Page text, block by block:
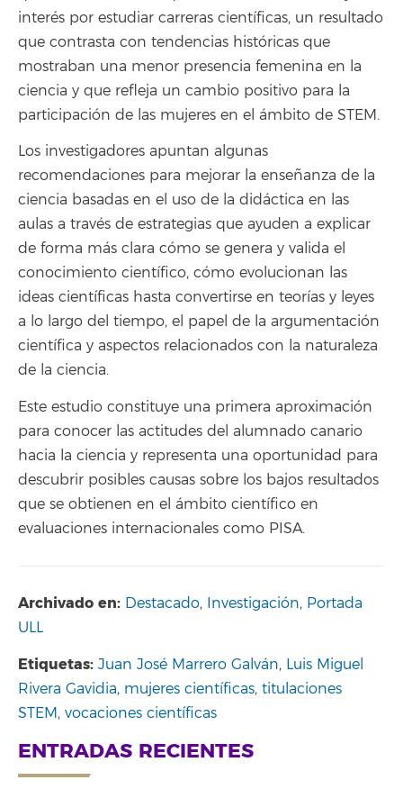
interés por estudiar carreras científicas, un resultado
que contrasta con tendencias históricas que
mostraban una menor presencia femenina en la
ciencia y que refleja un cambio positivo para la
participación de las mujeres en el ámbito de STEM.
Los investigadores apuntan algunas
recomendaciones para mejorar la enseñanza de la
ciencia basadas en el uso de la didáctica en las
aulas a través de estrategias que ayuden a explicar
de forma más clara cómo se genera y valida el
conocimiento científico, cómo evolucionan las
ideas científicas hasta convertirse en teorías y leyes
a lo largo del tiempo, el papel de la argumentación
científica y aspectos relacionados con la naturaleza
de la ciencia.
Este estudio constituye una primera aproximación
para conocer las actitudes del alumnado canario
hacia la ciencia y representa una oportunidad para
descubrir posibles causas sobre los bajos resultados
que se obtienen en el ámbito científico en
evaluaciones internacionales como PISA.
Archivado en: Destacado, Investigación, Portada
ULL
Etiquetas: Juan José Marrero Galván, Luis Miguel
Rivera Gavidia, mujeres científicas, titulaciones
STEM, vocaciones científicas
ENTRADAS RECIENTES